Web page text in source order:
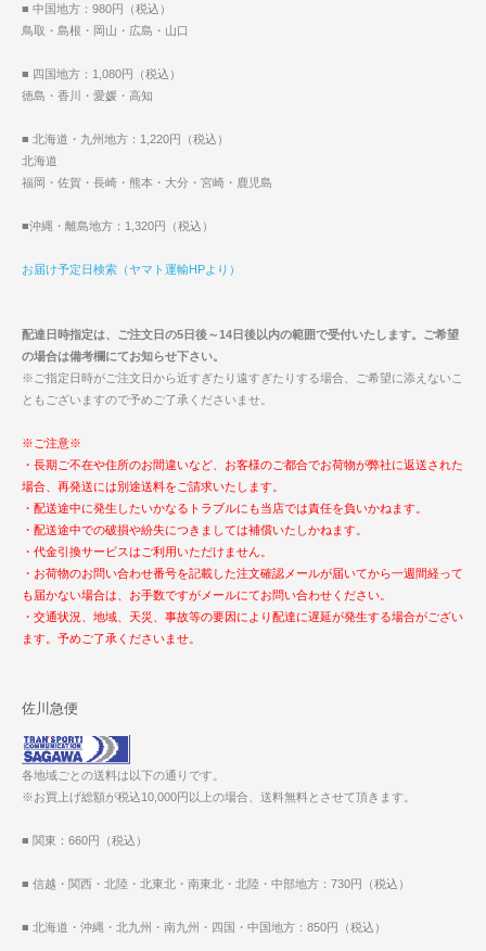
■ 中国地方：980円（税込）
鳥取・島根・岡山・広島・山口
■ 四国地方：1,080円（税込）
徳島・香川・愛媛・高知
■ 北海道・九州地方：1,220円（税込）
北海道
福岡・佐賀・長崎・熊本・大分・宮崎・鹿児島
■沖縄・離島地方：1,320円（税込）
お届け予定日検索（ヤマト運輸HPより）
配達日時指定は、ご注文日の5日後～14日後以内の範囲で受付いたします。ご希望
の場合は備考欄にてお知らせ下さい。
※ご指定日時がご注文日から近すぎたり遠すぎたりする場合、ご希望に添えないこ
ともございますので予めご了承くださいませ。
※ご注意※
・長期ご不在や住所のお間違いなど、お客様のご都合でお荷物が弊社に返送された
場合、再発送には別途送料をご請求いたします。
・配送途中に発生したいかなるトラブルにも当店では責任を負いかねます。
・配送途中での破損や紛失につきましては補償いたしかねます。
・代金引換サービスはご利用いただけません。
・お荷物のお問い合わせ番号を記載した注文確認メールが届いてから一週間経って
も届かない場合は、お手数ですがメールにてお問い合わせください。
・交通状況、地域、天災、事故等の要因により配達に遅延が発生する場合がござい
ます。予めご了承くださいませ。
佐川急便
各地域ごとの送料は以下の通りです。
※お買上げ総額が税込10,000円以上の場合、送料無料とさせて頂きます。
■ 関東：660円（税込）
■ 信越・関西・北陸・北東北・南東北・北陸・中部地方：730円（税込）
■ 北海道・沖縄・北九州・南九州・四国・中国地方：850円（税込）